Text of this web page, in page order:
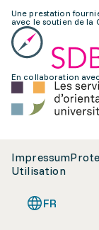
Une prestation
avec le soutien de la
En collaboration
Impressum
Utilisation
FR